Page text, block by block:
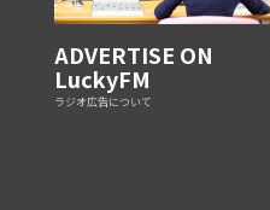
ADVERTISE ON
LuckyFM
ラジオ広告について